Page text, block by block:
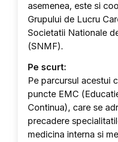
asemenea, este si
Grupului de Lucru
Societatii Nationale
(SNMF).
Pe scurt:
Pe parcursul acestui
puncte EMC
Continua), care se
precadere
medicina interna si